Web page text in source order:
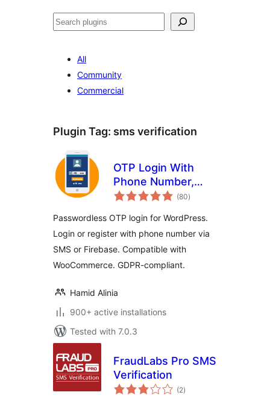
ရှာ
All
Community
Commercial
Plugin Tag: sms verification
OTP Login With
Phone Number,
OTP Verification
(80total
ratings
)
Passwordless OTP login for WordPress.
Login or register with phone number via
SMS or Firebase. Compatible with
WooCommerce. GDPR-compliant.
Hamid Alinia
900+ active installations
Tested with 7.0.3
FraudLabs Pro SMS
Verification
(2total
ratings
)